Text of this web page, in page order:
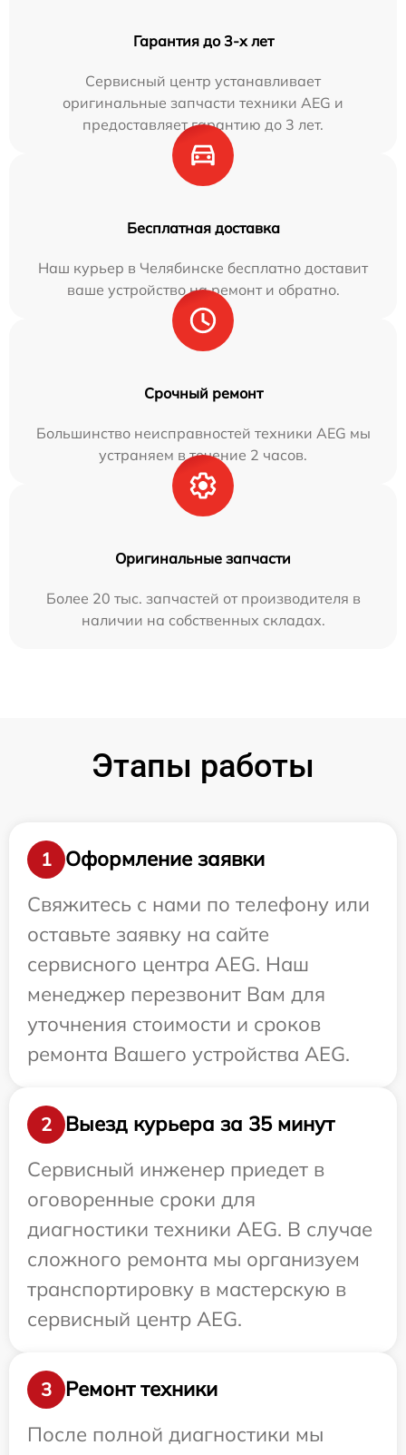
Гарантия до 3-х лет
Сервисный центр устанавливает
оригинальные запчасти техники AEG и
предоставляет гарантию до 3 лет.
Бесплатная доставка
Наш курьер в Челябинске бесплатно доставит
ваше устройство на ремонт и обратно.
Срочный ремонт
Большинство неисправностей техники AEG мы
устраняем в течение 2 часов.
Оригинальные запчасти
Более 20 тыс. запчастей от производителя в
наличии на собственных складах.
Этапы работы
1
Оформление заявки
Свяжитесь с нами по телефону или
оставьте заявку на сайте
сервисного центра AEG. Наш
менеджер перезвонит Вам для
уточнения стоимости и сроков
ремонта Вашего устройства AEG.
2
Выезд курьера за 35 минут
Сервисный инженер приедет в
оговоренные сроки для
диагностики техники AEG. В случае
сложного ремонта мы организуем
транспортировку в мастерскую в
сервисный центр AEG.
3
Ремонт техники
После полной диагностики мы